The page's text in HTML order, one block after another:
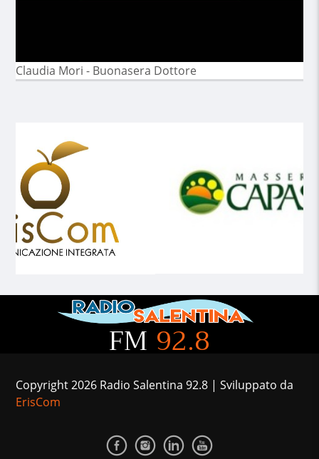
Claudia Mori - Buonasera Dottore
FM 92.8
Copyright 2026 Radio Salentina 92.8 | Sviluppato da
ErisCom